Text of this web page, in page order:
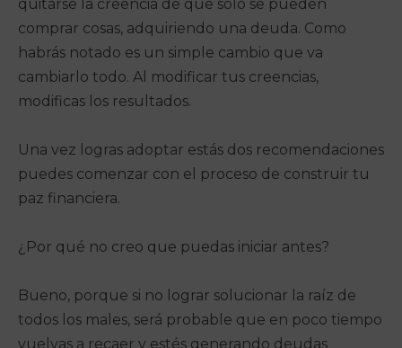
quitarse la creencia de que solo se pueden
comprar cosas, adquiriendo una deuda. Como
habrás notado es un simple cambio que va
cambiarlo todo. Al modificar tus creencias,
modificas los resultados.
Una vez logras adoptar estás dos recomendaciones
puedes comenzar con el proceso de construir tu
paz financiera.
¿Por qué no creo que puedas iniciar antes?
Bueno, porque si no lograr solucionar la raíz de
todos los males, será probable que en poco tiempo
vuelvas a recaer y estés generando deudas